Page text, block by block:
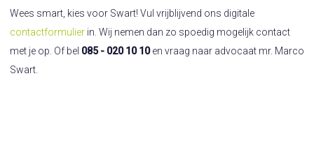
Wees smart, kies voor Swart! Vul vrijblijvend ons digitale
contactformulier in. Wij nemen dan zo spoedig mogelijk contact
met je op. Of bel 085 - 020 10 10en vraag naar advocaat mr. Marco
Swart.